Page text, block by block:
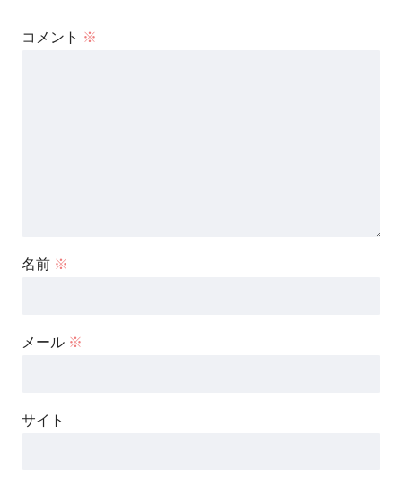
コメント ※
名前 ※
メール ※
サイト